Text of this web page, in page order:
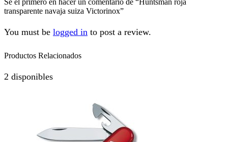
transparente navaja suiza Victorinox”
You must be logged in to post a review.
Productos Relacionados
2 disponibles